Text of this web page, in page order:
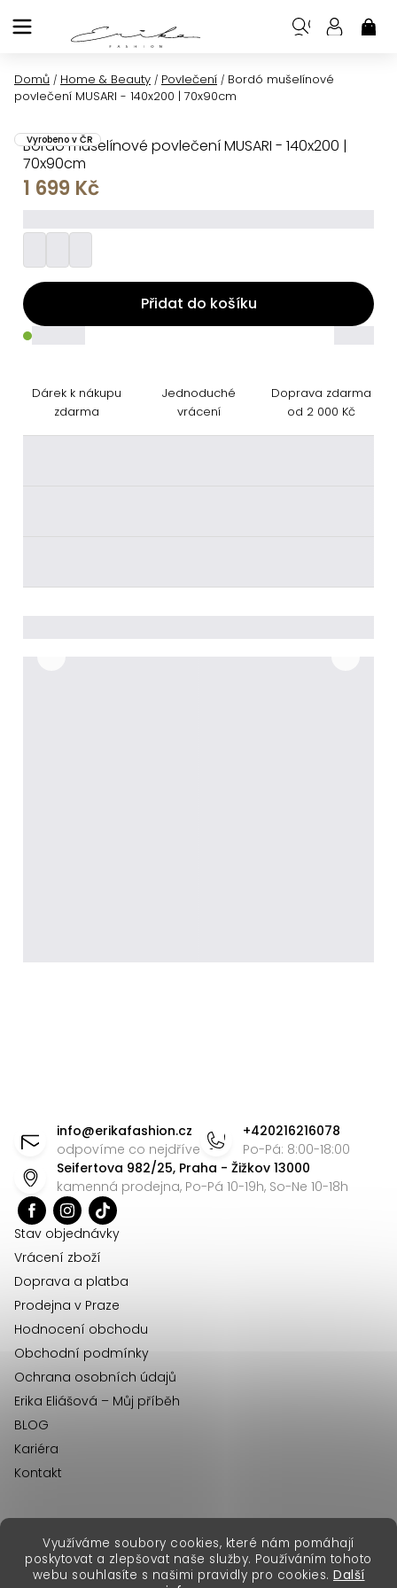
Využíváme soubory cookies, které nám pomáhají
poskytovat a zlepšovat naše služby. Používáním tohoto
webu souhlasíte s našimi pravidly pro cookies. Další
na
Domů / Home & Beauty / Povlečení / Bordó mušelínové
povlečení MUSARI - 140x200 | 70x90cm
Bordó mušelínové povlečení MUSARI - 140x200 |
70x90cm
Vyrobeno v ČR
1 699 Kč
Přidat do košíku
Dárek k nákupu
zdarma
Jednoduché
vrácení
Doprava zdarma
od 2 000 Kč
info@erikafashion.cz
odpovíme co nejdříve
+420216216078
Po-Pá: 8:00-18:00
Seifertova 982/25, Praha - Žižkov 13000
kamenná prodejna, Po-Pá 10-19h, So-Ne 10-18h
Stav objednávky
Vrácení zboží
Doprava a platba
Prodejna v Praze
Hodnocení obchodu
Obchodní podmínky
Ochrana osobních údajů
Erika Eliášová – Můj příběh
BLOG
Kariéra
Kontakt
Copyright 2026Erika Fashion. Všechna práva vyhrazena.
erikafashion.sk